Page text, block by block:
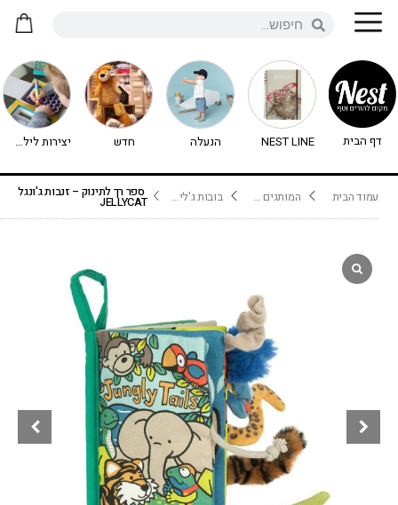
דף הבית NEST LINE הנעלה חדש יצירות לילדים - יצירה לילדים
עמוד הבית המותגים שלנו בובות ג'ליקט Jellycat ספר רך לתינוק – זנבות ג'ונגל
JELLYCAT